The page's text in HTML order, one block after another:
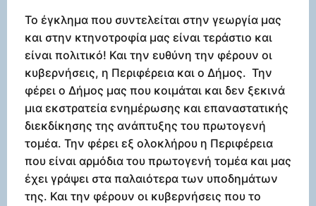
Το έγκλημα που συντελείται στην γεωργία μας
και στην κτηνοτροφία μας είναι τεράστιο και
είναι πολιτικό! Και την ευθύνη την φέρουν οι
κυβερνήσεις, η Περιφέρεια και ο Δήμος. Την
φέρει ο Δήμος μας που κοιμάται και δεν ξεκινά
μια εκστρατεία ενημέρωσης και επαναστατικής
διεκδίκησης της ανάπτυξης του πρωτογενή
τομέα. Την φέρει εξ ολοκλήρου η Περιφέρεια
που είναι αρμόδια του πρωτογενή τομέα και μας
έχει γράψει στα παλαιότερα των υποδημάτων
της. Και την φέρουν οι κυβερνήσεις που το